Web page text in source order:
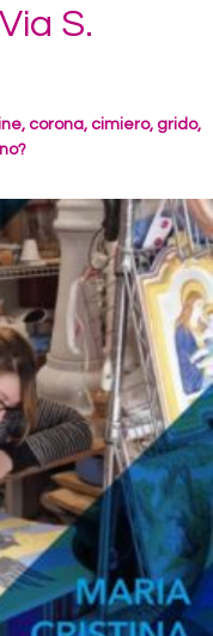
S.
corona, cimiero, grido,